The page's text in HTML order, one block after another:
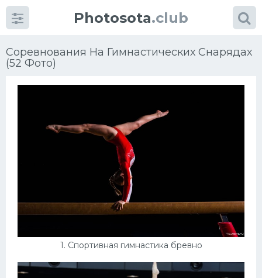
Photosota.club
Соревнования На Гимнастических Снарядах
(52 Фото)
1. Спортивная гимнастика бревно
Фото
Хоккей
Велогонки